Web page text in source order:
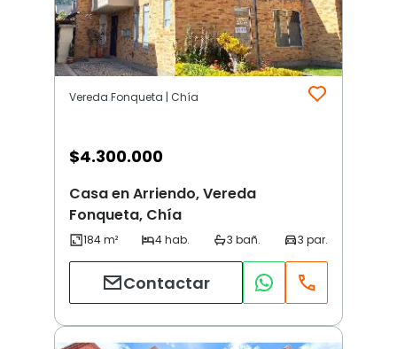
Vereda Fonqueta | Chía
$4.300.000
Casa en Arriendo, Vereda
Fonqueta, Chía
Contactar